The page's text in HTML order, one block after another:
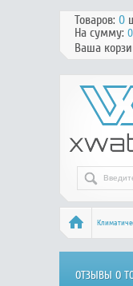
Товаров: 0
На сумму: 0
Ваша
/ Отзывы
ОТЗЫВЫ О